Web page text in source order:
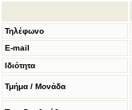
Τηλέφωνο
E-mail
Ιδιότητα
Τμήμα / Μονάδα